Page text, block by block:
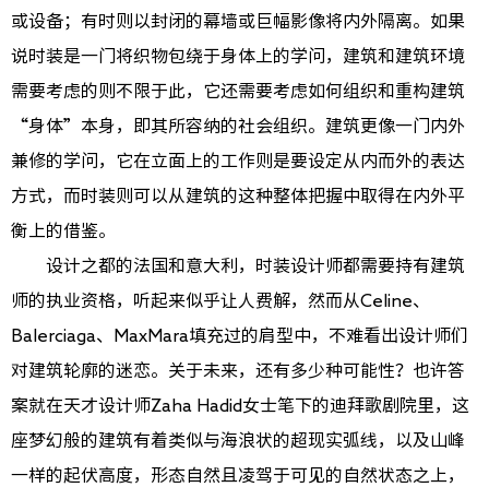
或设备；有时则以封闭的幕墙或巨幅影像将内外隔离。如果
说时装是一门将织物包绕于身体上的学问，建筑和建筑环境
需要考虑的则不限于此，它还需要考虑如何组织和重构建筑
“身体”本身，即其所容纳的社会组织。建筑更像一门内外
兼修的学问，它在立面上的工作则是要设定从内而外的表达
方式，而时装则可以从建筑的这种整体把握中取得在内外平
衡上的借鉴。
设计之都的法国和意大利，时装设计师都需要持有建筑
师的执业资格，听起来似乎让人费解，然而从Celine、
Balerciaga、MaxMara填充过的肩型中，不难看出设计师们
对建筑轮廓的迷恋。关于未来，还有多少种可能性？也许答
案就在天才设计师Zaha Hadid女士笔下的迪拜歌剧院里，这
座梦幻般的建筑有着类似与海浪状的超现实弧线，以及山峰
一样的起伏高度，形态自然且凌驾于可见的自然状态之上，